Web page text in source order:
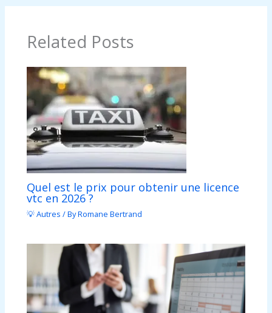
Related Posts
Quel est le prix pour obtenir une licence
vtc en 2026 ?
💡 Autres / ByRomane Bertrand